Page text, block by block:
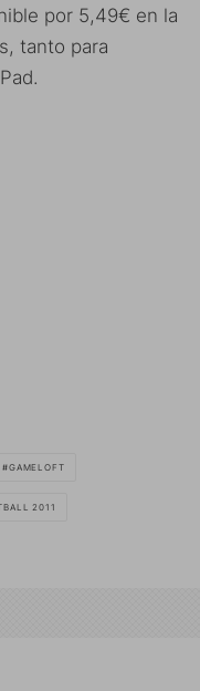
por 5,49€ en la
tanto para
GAMELOFT
2011